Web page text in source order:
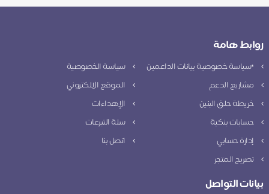
روابط هامة
*سياسة خصوصية بيانات الداعمين
سياسة الخصوصية
مشاريع الدعم
الموقع الالكتروني
خريطة حلق البنين
الإهداءات
حسابات بنكية
سلة التبرعات
إدارة حسابي
اتصل بنا
تصريح المتجر
بيانات التواصل